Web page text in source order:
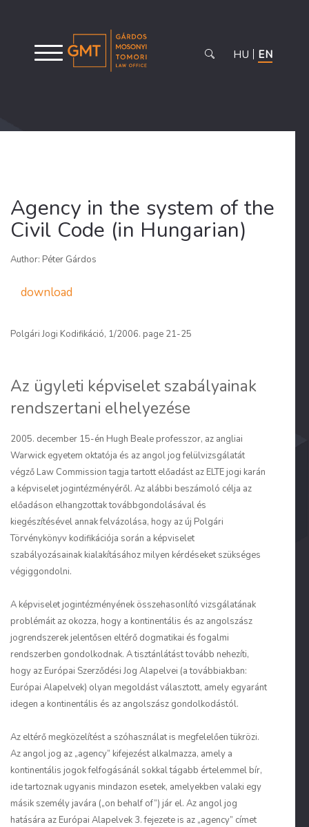
HU EN
Agency in the system of the
Civil Code (in Hungarian)
Author: Péter Gárdos
download
Polgári Jogi Kodifikáció, 1/2006. page 21-25
Az ügyleti képviselet szabályainak
rendszertani elhelyezése
2005. december 15-én Hugh Beale professzor, az angliai
Warwick egyetem oktatója és az angol jog felülvizsgálatát
végző Law Commissiontagja tartott előadást az ELTE jogi karán
a képviselet jogintézményéről. Az alábbi beszámoló célja az
előadáson elhangzottak továbbgondolásával és
kiegészítésével annak felvázolása, hogy az új Polgári
Törvénykönyv kodifikációja során a képviselet
szabályozásainak kialakításához milyen kérdéseket szükséges
végiggondolni.
A képviselet jogintézményének összehasonlító vizsgálatának
problémáit az okozza, hogy a kontinentális és az angolszász
jogrendszerek jelentősen eltérő dogmatikai és fogalmi
rendszerben gondolkodnak. A tisztánlátást tovább nehezíti,
hogy az Európai Szerződési Jog Alapelvei (a továbbiakban:
Európai Alapelvek) olyan megoldást választott, amely egyaránt
idegen a kontinentális és az angolszász gondolkodástól.
Az eltérő megközelítést a szóhasználat is megfelelően tükrözi.
Az angol jog az „agency” kifejezést alkalmazza, amely a
kontinentális jogok felfogásánál sokkal tágabb értelemmel bír,
ide tartoznak ugyanis mindazon esetek, amelyekben valaki egy
másik személy javára („on behalf of”) jár el. Az angol jog
hatására az Európai Alapelvek 3. fejezete is az „agency” címet